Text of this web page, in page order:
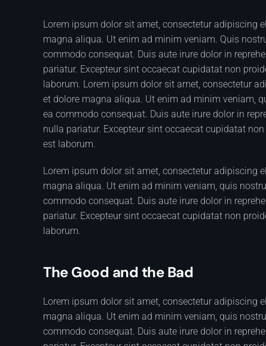
Lorem ipsum dolor sit amet, consectetur adipiscing
magna aliqua. Ut enim ad minim veniam. Quis
commodo consequat. Duis aute irure dolor in
pariatur. Excepteur sint occaecat cupidatat non
laborum. Lorem ipsum dolor sit amet, consectetur
et dolore magna aliqua. Ut enim ad minim veniam,
ea commodo consequat. Duis aute irure dolor in
nulla pariatur. Excepteur sint occaecat cupidatat
est laborum.
Lorem ipsum dolor sit amet, consectetur adipiscing
magna aliqua. Ut enim ad minim veniam, quis
commodo consequat. Duis aute irure dolor in
pariatur. Excepteur sint occaecat cupidatat non
laborum.
The Good and the Bad
Lorem ipsum dolor sit amet, consectetur adipiscing
magna aliqua. Ut enim ad minim veniam, quis
commodo consequat. Duis aute irure dolor in